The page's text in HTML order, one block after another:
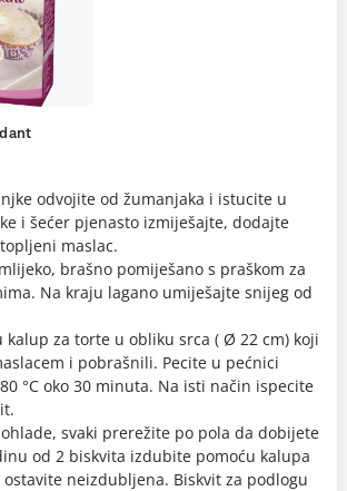
odvojite od žumanjaka i istucite u
i šećer pjenasto izmiješajte, dodajte
maslac.
brašno pomiješano s praškom za
Na kraju lagano umiješajte snijeg od
kalup za torte u obliku srca ( Ø 22 cm) koji
i pobrašnili. Pecite u pećnici
°C oko 30 minuta. Na isti način ispecite
svaki prerežite po pola da dobijete
od 2 biskvita izdubite pomoću kalupa
ostavite neizdubljena. Biskvit za podlogu